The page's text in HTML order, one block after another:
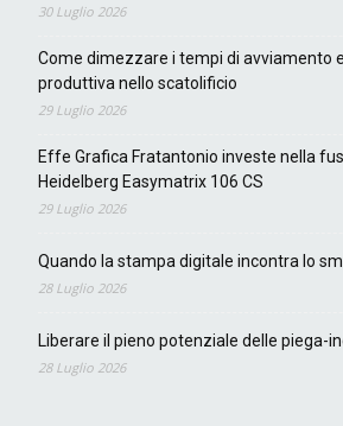
30 Luglio 2026
Come dimezzare i tempi di avviamento
produttiva nello scatolificio
29 Luglio 2026
Effe Grafica Fratantonio investe nella
Heidelberg Easymatrix 106 CS
29 Luglio 2026
Quando la stampa digitale incontra lo
28 Luglio 2026
Liberare il pieno potenziale delle piega-
28 Luglio 2026